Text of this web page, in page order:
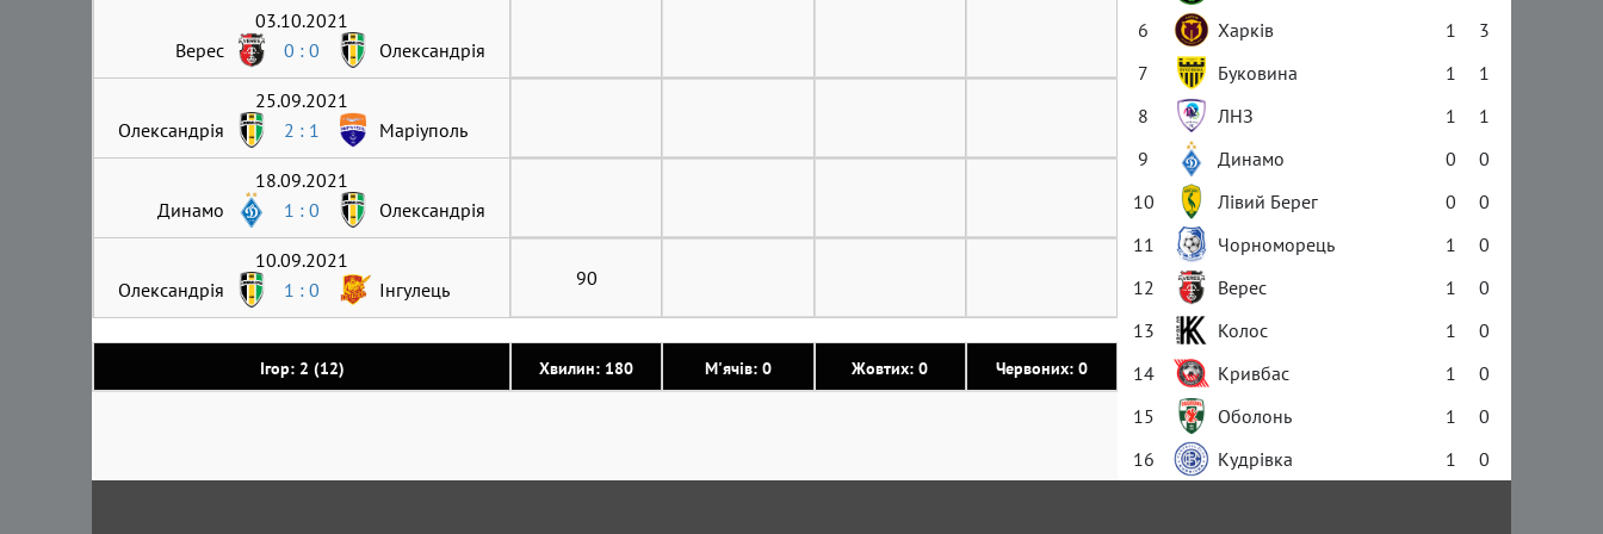
Ігор: 2 (12) Хвилин: 180 М'ячів: 0 Жовтих: 0 Червоних: 0
03.10.2021
Верес
0 : 0 Олександрія
25.09.2021
Олександрія
2 : 1 Маріуполь
18.09.2021
Динамо
1 : 0 Олександрія
10.09.2021
Олександрія
1 : 0 Інгулець 90
6 Харків 1
3
7
Буковина 1
1
8
ЛНЗ 1
1
9
Динамо 0
0
10
Лівий Берег 0
0
11
Чорноморець 1
0
12
Верес 1
0
13
Колос 1
0
14
Кривбас 1
0
15
Оболонь 1
0
16
Кудрівка 1 0